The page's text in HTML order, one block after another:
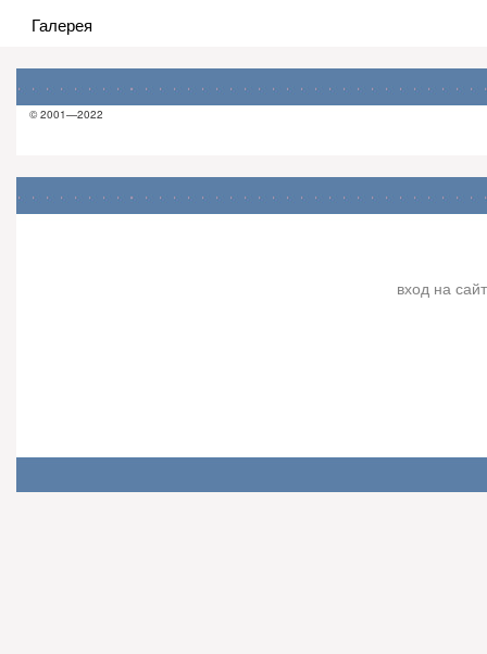
Галерея
© 2001—2022
вход на сайт